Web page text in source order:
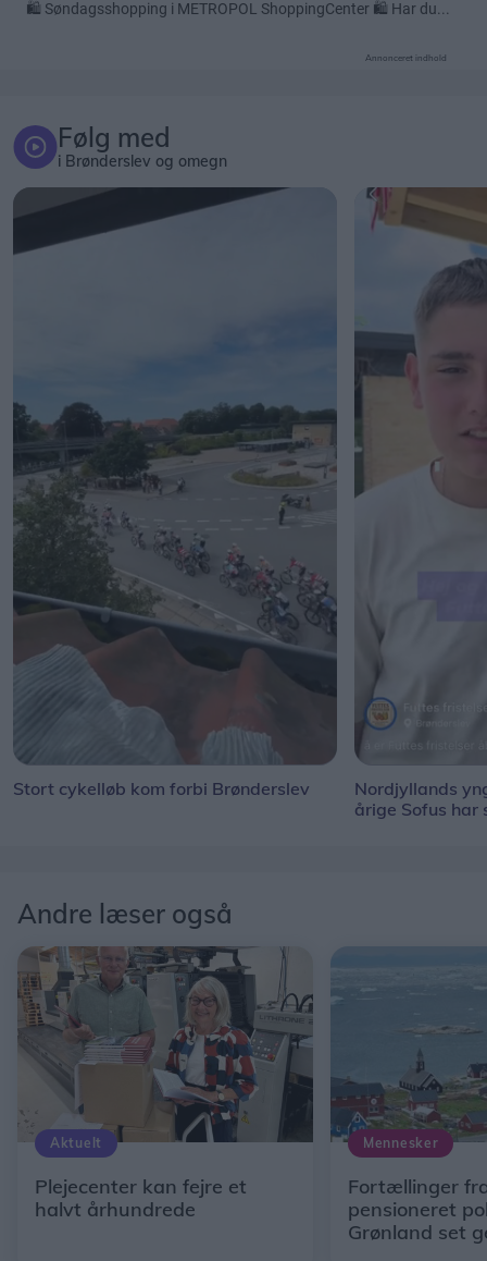
Annonceret indhold
Følg med
i Brønderslev og omegn
Stort cykelløb kom forbi Brønderslev
Nordjyllands
årige Sofus har
Andre læser også
Aktuelt
Plejecenter kan fejre et
halvt århundrede
Mennesker
Fortællinger
pensioneret
Grønland set